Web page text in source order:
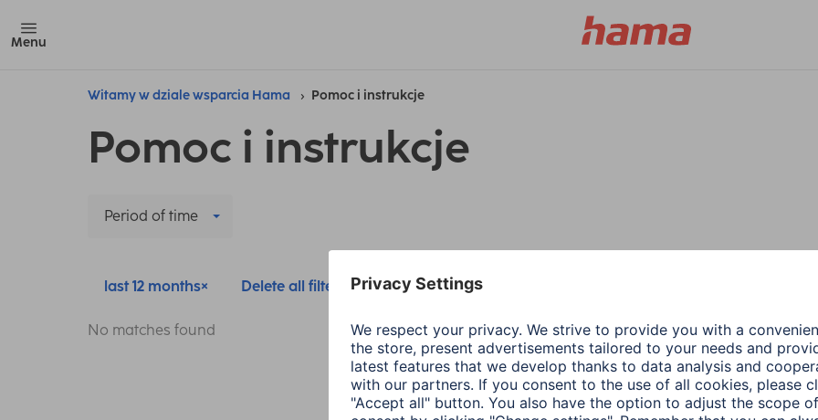
Menu
Witamy w dziale wsparcia Hama Pomoc i instrukcje
Pomoc i instrukcje
Period of time
last 12 months Delete all filters
No matches found